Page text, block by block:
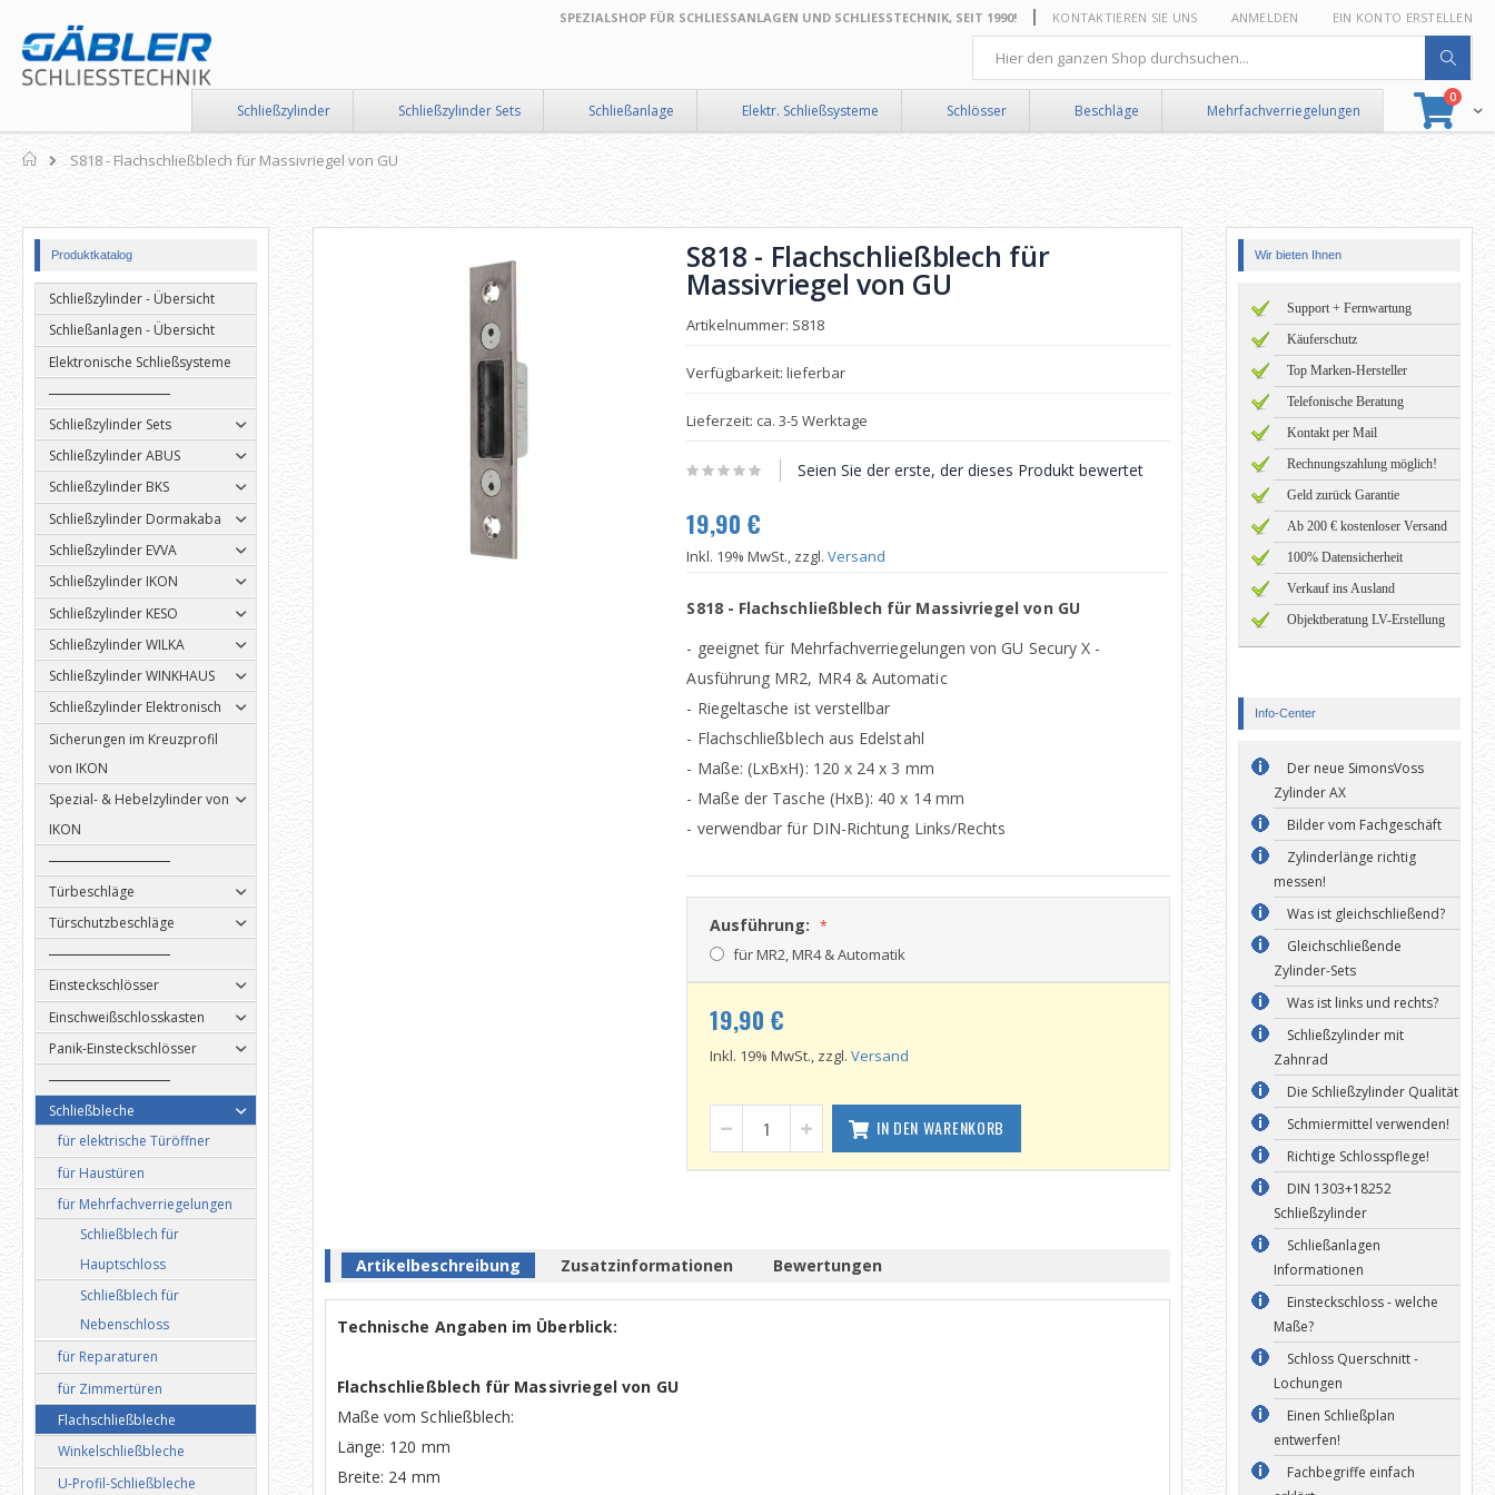
zum
Inhalt
SPEZIALSHOP FÜR SCHLIESSANLAGEN UND SCHLIESSTECHNIK, SEIT 1990! KONTAKTIEREN SIE UNS ANMELDEN EIN KONTO ERSTELLEN
0Artikel
Suche
Suche
Schließzylinder Schließzylinder Sets Schließanlage Elektr. Schließsysteme Schlösser Beschläge Mehrfachverriegelungen
Home
S818 - Flachschließblech für Massivriegel von GU
S818 - Flachschließblech für
Massivriegel von GU
Artikelnummer: S818
Verfügbarkeit: lieferbar
Lieferzeit: ca. 3-5 Werktage
Seien Sie der erste, der dieses Produkt bewertet
19,90 €
Inkl. 19% MwSt., zzgl.Versand
S818 - Flachschließblech für Massivriegel von GU
- geeignet für Mehrfachverriegelungen von GU Secury X -
Ausführung MR2, MR4 & Automatic
- Riegeltasche ist verstellbar
- Flachschließblech aus Edelstahl
- Maße: (LxBxH): 120 x 24 x 3 mm
- Maße der Tasche (HxB): 40 x 14 mm
- verwendbar für DIN-Richtung Links/Rechts
Ausführung:
für MR2, MR4 & Automatik
19,90 €
Inkl. 19% MwSt., zzgl.Versand
IN DEN WARENKORB
Artikelbeschreibung
Technische Angaben im Überblick:
Flachschließblech für Massivriegel von GU
Maße vom Schließblech:
Länge: 120 mm
Breite: 24 mm
Zusatzinformationen Bewertungen
Produktkatalog
Schließzylinder - Übersicht
Schließanlagen - Übersicht
Elektronische Schließsysteme
Schließzylinder Sets
Schließzylinder ABUS
Schließzylinder BKS
Schließzylinder Dormakaba
Schließzylinder EVVA
Schließzylinder IKON
Schließzylinder KESO
Schließzylinder WILKA
Schließzylinder WINKHAUS
Schließzylinder Elektronisch
Sicherungen im Kreuzprofil
von IKON
Spezial- & Hebelzylinder von
IKON
Türbeschläge
Türschutzbeschläge
Einsteckschlösser
Einschweißschlosskasten
Panik-Einsteckschlösser
Schließbleche
für elektrische Türöffner
für Haustüren
für Mehrfachverriegelungen
Schließblech für
Hauptschloss
Schließblech für
Nebenschloss
für Reparaturen
für Zimmertüren
Flachschließbleche
Winkelschließbleche
U-Profil-Schließbleche
Wir bieten Ihnen
Support + Fernwartung
Käuferschutz
Top Marken-Hersteller
Telefonische Beratung
Kontakt per Mail
Rechnungszahlung möglich!
Geld zurück Garantie
Ab 200 € kostenloser Versand
100% Datensicherheit
Verkauf ins Ausland
Objektberatung LV-Erstellung
Info-Center
Der neue SimonsVoss
Zylinder AX
Bilder vom Fachgeschäft
Zylinderlänge richtig
messen!
Was ist gleichschließend?
Gleichschließende
Zylinder-Sets
Was ist links und rechts?
Schließzylinder mit
Zahnrad
Die Schließzylinder Qualität
Schmiermittel verwenden!
Richtige Schlosspflege!
DIN 1303+18252
Schließzylinder
Schließanlagen
Informationen
Einsteckschloss - welche
Maße?
Schloss Querschnitt -
Lochungen
Einen Schließplan
entwerfen!
Fachbegriffe einfach